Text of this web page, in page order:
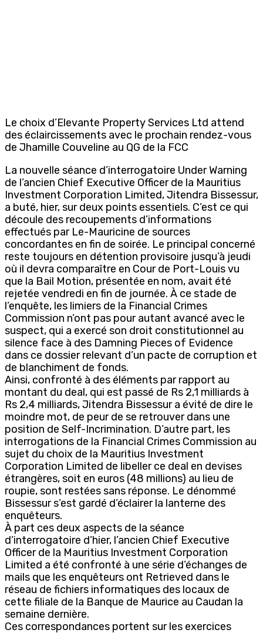
Le choix d’Elevante Property Services Ltd attend
des éclaircissements avec le prochain rendez-vous
de Jhamille Couveline au QG de la FCC
La nouvelle séance d’interrogatoire Under Warning
de l’ancien Chief Executive Officer de la Mauritius
Investment Corporation Limited, Jitendra Bissessur,
a buté, hier, sur deux points essentiels. C’est ce qui
découle des recoupements d’informations
effectués par Le-Mauricine de sources
concordantes en fin de soirée. Le principal concerné
reste toujours en détention provisoire jusqu’à jeudi
où il devra comparaître en Cour de Port-Louis vu
que la Bail Motion, présentée en nom, avait été
rejetée vendredi en fin de journée. À ce stade de
l’enquête, les limiers de la Financial Crimes
Commission n’ont pas pour autant avancé avec le
suspect, qui a exercé son droit constitutionnel au
silence face à des Damning Pieces of Evidence
dans ce dossier relevant d’un pacte de corruption et
de blanchiment de fonds.
Ainsi, confronté à des éléments par rapport au
montant du deal, qui est passé de Rs 2,1 milliards à
Rs 2,4 milliards, Jitendra Bissessur a évité de dire le
moindre mot, de peur de se retrouver dans une
position de Self-Incrimination. D’autre part, les
interrogations de la Financial Crimes Commission au
sujet du choix de la Mauritius Investment
Corporation Limited de libeller ce deal en devises
étrangères, soit en euros (48 millions) au lieu de
roupie, sont restées sans réponse. Le dénommé
Bissessur s’est gardé d’éclairer la lanterne des
enquêteurs.
À part ces deux aspects de la séance
d’interrogatoire d’hier, l’ancien Chief Executive
Officer de la Mauritius Investment Corporation
Limited a été confronté à une série d’échanges de
mails que les enquêteurs ont Retrieved dans le
réseau de fichiers informatiques des locaux de
cette filiale de la Banque de Maurice au Caudan la
semaine dernière.
Ces correspondances portent sur les exercices